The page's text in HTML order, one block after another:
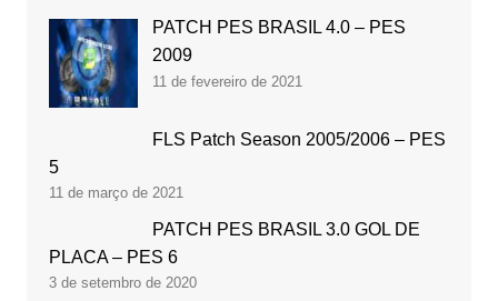
PATCH PES BRASIL 4.0 – PES
2009
11 de fevereiro de 2021
FLS Patch Season 2005/2006 – PES
5
11 de março de 2021
PATCH PES BRASIL 3.0 GOL DE
PLACA – PES 6
3 de setembro de 2020